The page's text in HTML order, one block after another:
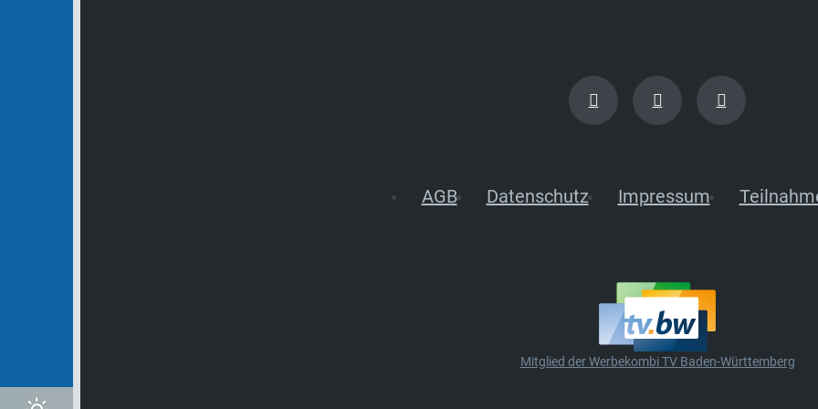
AGB Datenschutz Impressum
Mitglied der Werbekombi TV Baden-Württemberg